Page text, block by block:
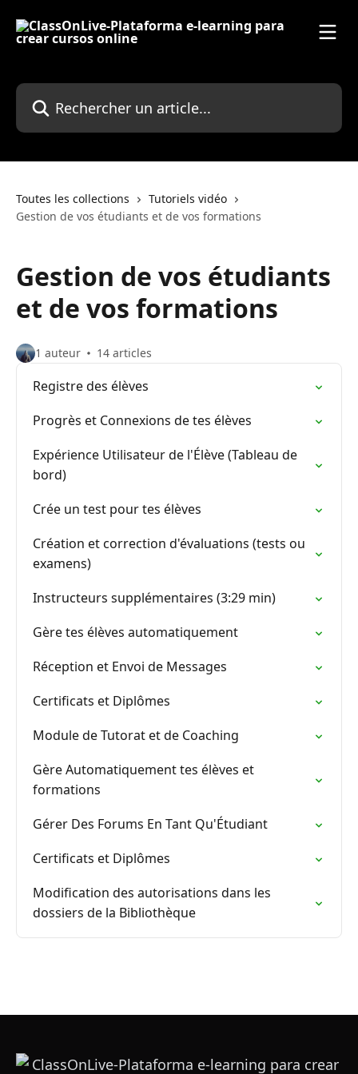
Rechercher un article...
Toutes les collections
Tutoriels vidéo
Gestion de vos étudiants et de vos formations
Gestion de vos étudiants
et de vos formations
1 auteur 14 articles
Registre des élèves
Progrès et Connexions de tes élèves
Expérience Utilisateur de l'Élève (Tableau de
bord)
Crée un test pour tes élèves
Création et correction d'évaluations (tests ou
examens)
Instructeurs supplémentaires (3:29 min)
Gère tes élèves automatiquement
Réception et Envoi de Messages
Certificats et Diplômes
Module de Tutorat et de Coaching
Gère Automatiquement tes élèves et
formations
Gérer Des Forums En Tant Qu'Étudiant
Certificats et Diplômes
Modification des autorisations dans les
dossiers de la Bibliothèque